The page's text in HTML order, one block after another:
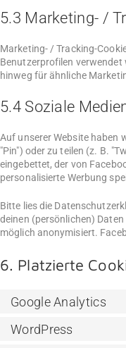
5.3 Marketing- /
Marketing- / Tracking-
Benutzerprofilen verwendet
hinweg für ähnliche
5.4 Soziale
Auf unserer Website haben
"Pin") oder zu teilen (z. B.
eingebettet, der von
personalisierte Werbung
Bitte lies die
deinen (persönlichen)
möglich anonymisiert.
6. Platzierte
Google Analytics
WordPress